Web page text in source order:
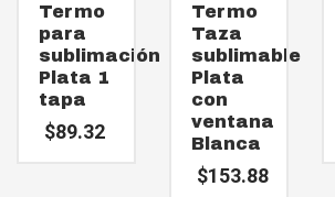
Termo
para
sublimación
Plata 1
tapa
$89.32
Termo
Taza
sublimable
Plata
con
ventana
Blanca
$153.88